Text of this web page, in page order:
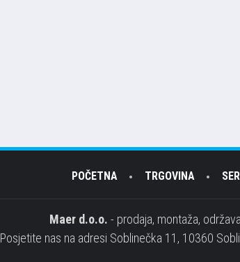
POČETNA TRGOVINA
Maer d.o.o. - prodaja, montaža,
Posjetite nas na adresi Soblinečka 11, 10360